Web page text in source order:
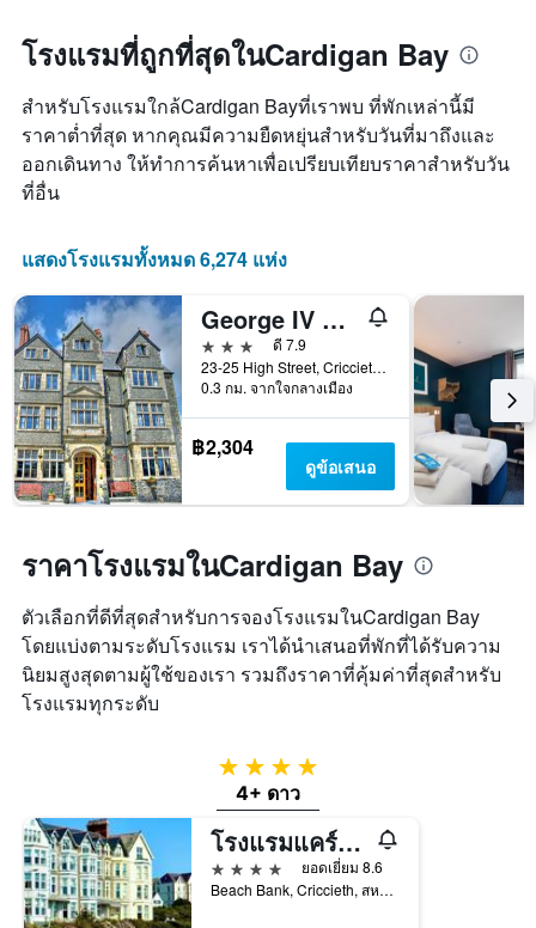
โรงแรมที่ถูกที่สุดในCardigan Bay
สำหรับโรงแรมใกล้Cardigan Bayที่เราพบ ที่พักเหล่านี้มี
ราคาต่ำที่สุด หากคุณมีความยืดหยุ่นสำหรับวันที่มาถึงและ
ออกเดินทาง ให้ทำการค้นหาเพื่อเปรียบเทียบราคาสำหรับวัน
ที่อื่น
แสดงโรงแรมทั้งหมด 6,274 แห่ง
George IV Hotel
3 ดาว
ดี 7.9
23-25 High Street, Criccieth, สหราชอาณาจักร
0.3 กม. จากใจกลางเมือง
฿2,304
ดูข้อเสนอ
ราคาโรงแรมในCardigan Bay
ตัวเลือกที่ดีที่สุดสำหรับการจองโรงแรมในCardigan Bay
โดยแบ่งตามระดับโรงแรม เราได้นำเสนอที่พักที่ได้รับความ
นิยมสูงสุดตามผู้ใช้ของเรา รวมถึงราคาที่คุ้มค่าที่สุดสำหรับ
โรงแรมทุกระดับ
4 ดาว
4+ ดาว
โรงแรมแคร์วิลัน
4 ดาว
ยอดเยี่ยม 8.6
Beach Bank, Criccieth, สหราชอาณาจักร